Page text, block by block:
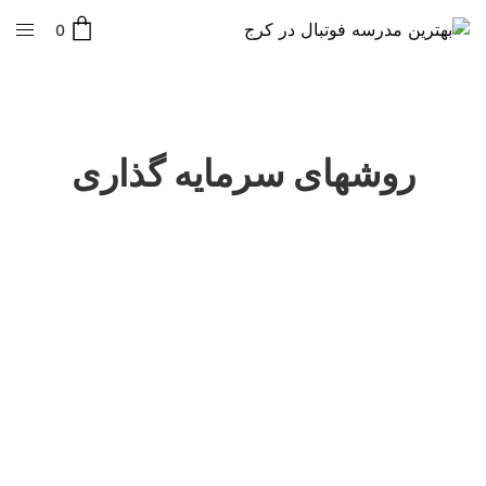
0
روشهای سرمایه گذاری